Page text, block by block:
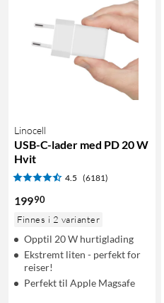
Linocell
USB-C-lader med PD 20 W
Hvit
4.5 (6181)
19990
Finnes i 2 varianter
Opptil 20 W hurtiglading
Ekstremt liten - perfekt for
reiser!
Perfekt til Apple Magsafe